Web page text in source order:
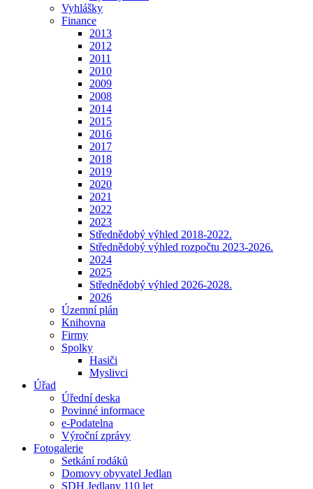
Vyhlášky
Finance
2013
2012
2011
2010
2009
2008
2014
2015
2016
2017
2018
2019
2020
2021
2022
2023
Střednědobý výhled 2018-2022.
Střednědobý výhled rozpočtu 2023-2026.
2024
2025
Střednědobý výhled 2026-2028.
2026
Územní plán
Knihovna
Firmy
Spolky
Hasiči
Myslivci
Úřad
Úřední deska
Povinné informace
e-Podatelna
Výroční zprávy
Fotogalerie
Setkání rodáků
Domovy obyvatel Jedlan
SDH Jedlany 110 let